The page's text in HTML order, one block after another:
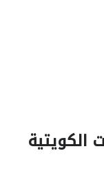
الكويتية